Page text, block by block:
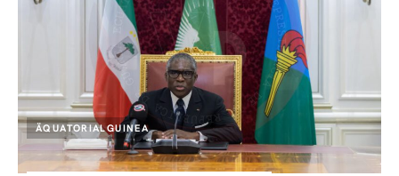
ÄQUATORIALGUINEA